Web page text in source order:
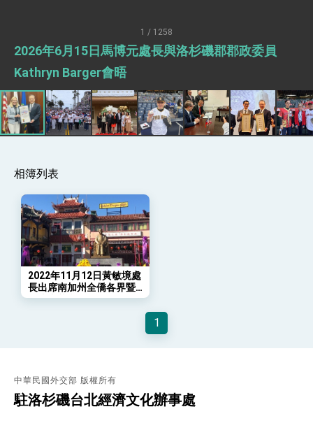
副總統接見美參議員蓋耶哥 強調美國是臺灣重
要合作夥伴
外交部長林佳龍午宴歡迎美國聯邦參議員蓋耶哥
訪問團
外交部長林佳龍接見美國智庫「德國馬歇爾基金
會」訪問團一行，深化跨大西洋戰略夥伴關係
臺美經貿談判獲階段性成果 卓揆期勉爭取時間完
成「臺美對等貿易協定」簽署
外交部長林佳龍主持第35次「參與亞太經濟合作
策略小組」跨部會會議
民調顯示多數國人滿意政府外交表現，高度支持
「總合外交」與台歐美日關係深化
總統以「韌性之島，希望之光」為題發表2026新
年談話
總統主持「守護民主台灣國安行動方案」記者
變局中 奮起的新臺灣 總統發表國慶演說
總統發表執政周年談話 盼面對未來挑戰 堅持
賴總統就職演說影片
總統重要談話
1 / 1258
2026年6月15日馬博元處長與洛杉磯郡郡政委員
Kathryn Barger會晤
相簿列表
2022年11月12日黃敏境處
長出席南加州全僑各界暨
羅省中華會館紀念國父孫
1
中華民國外交部 版權所有
駐洛杉磯台北經濟文化辦事處